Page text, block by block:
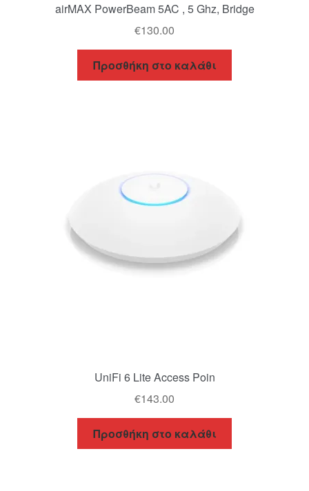
airMAX PowerBeam 5AC , 5 Ghz, Bridge
€130.00
Προσθήκη στο καλάθι
UniFi 6 Lite Access Poin
€143.00
Προσθήκη στο καλάθι